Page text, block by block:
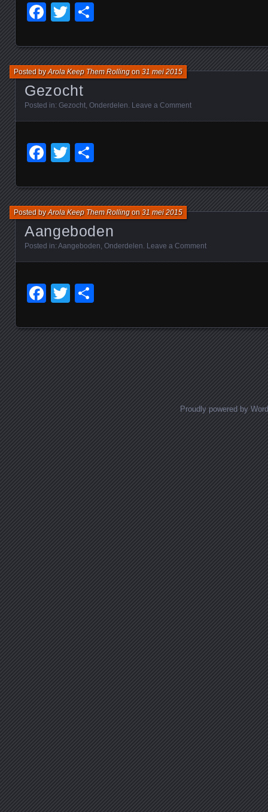
Facebook
Twitter
Gezocht
Posted byArola Keep Them Rollingon31 mei 2015
Posted in: Gezocht Onderdelen Leave a Comment
Facebook
Twitter
Aangeboden
Posted byArola Keep Them Rollingon31 mei 2015
Posted in: Aangeboden Onderdelen Leave a Comment
Facebook
Twitter
Proudly powered by